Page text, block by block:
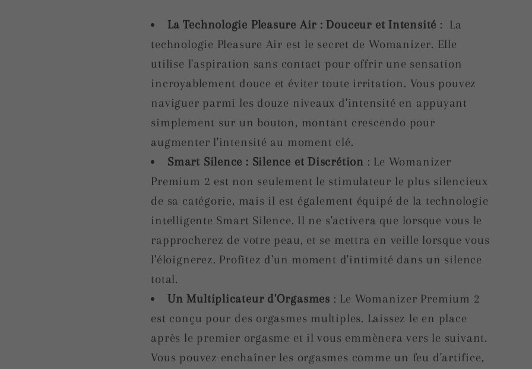
La Technologie Pleasure Air : Douceur et Intensité : La
technologie Pleasure Air est le secret de Womanizer. Elle
utilise l'aspiration sans contact pour offrir une sensation
incroyablement douce et éviter toute irritation. Vous pouvez
naviguer parmi les douze niveaux d'intensité en appuyant
simplement sur un bouton, montant crescendo pour
augmenter l'intensité au moment clé.
Smart Silence : Silence et Discrétion : Le Womanizer
Premium 2 est non seulement le stimulateur le plus silencieux
de sa catégorie, mais il est également équipé de la technologie
intelligente Smart Silence. Il ne s'activera que lorsque vous le
rapprocherez de votre peau, et se mettra en veille lorsque vous
l'éloignerez. Profitez d'un moment d'intimité dans un silence
total.
Un Multiplicateur d'Orgasmes : Le Womanizer Premium 2
est conçu pour des orgasmes multiples. Laissez le en place
après le premier orgasme et il vous emmènera vers le suivant.
Vous pouvez enchaîner les orgasmes comme un feu d'artifice,